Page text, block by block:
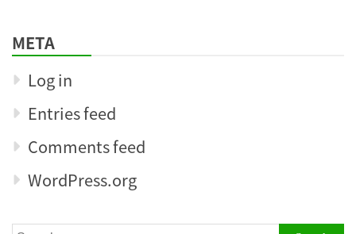
META
Log in
Entries feed
Comments feed
WordPress.org